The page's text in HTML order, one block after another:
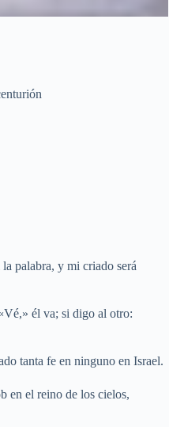
palabra, y mi criado será
él va; si digo al otro:
tanta fe en ninguno en Israel.
en el reino de los cielos,